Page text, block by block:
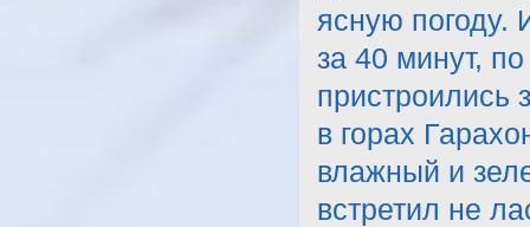
ясную погоду.
за 40 минут,
пристроились
в горах
влажный и
встретил не